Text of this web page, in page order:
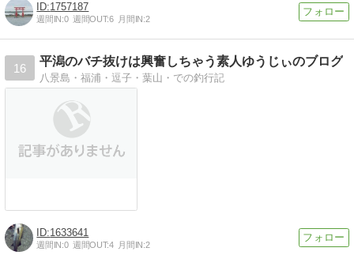
1757187
週間IN:0 週間OUT:6 月間IN:2
16
平潟のバチ抜けは興奮しちゃう素人ゆうじぃのブログ
八景島・福浦・逗子・葉山・での釣行記
1633641
週間IN:0 週間OUT:4 月間IN:2